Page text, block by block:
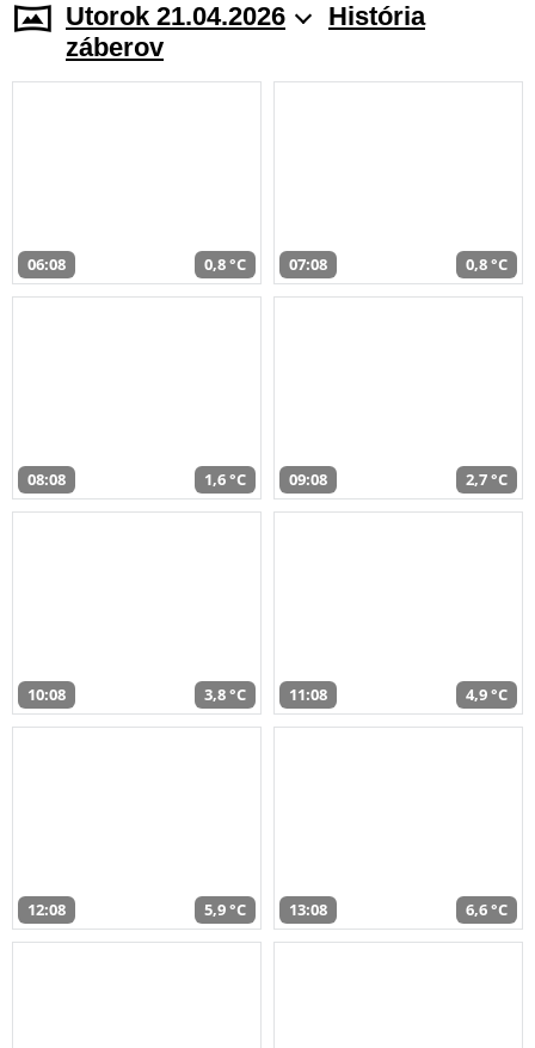
Utorok 21.04.2026
História
záberov
06:08 0,8 °C 07:08 0,8 °C
08:08 1,6 °C 09:08 2,7 °C
10:08 3,8 °C 11:08 4,9 °C
12:08 5,9 °C 13:08 6,6 °C